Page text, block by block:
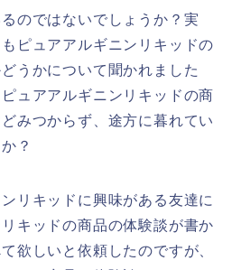
のではないでしょうか？実
ピュアアルギニンリキッドの
うかについて聞かれました
ュアアルギニンリキッドの商
みつからず、途方に暮れてい
？
リキッドに興味がある友達に
キッドの商品の体験談が書か
欲しいと依頼したのですが、